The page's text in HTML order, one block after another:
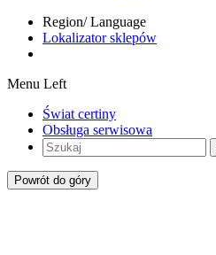
Region/ Language
Lokalizator sklepów
Menu Left
Świat certiny
Obsługa serwisowa
Powrót do góry